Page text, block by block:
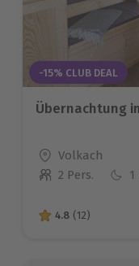
-15% CLUB DEAL
Übernachtung
Standort
Volkach
Anzahl der
2 Pers.
4.8 von 5
4.8 (12)